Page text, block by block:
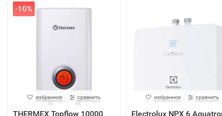
-10%
избранное сравнить
THERMEX Topflow 10000
избранное сравнить
Electrolux NPX 6